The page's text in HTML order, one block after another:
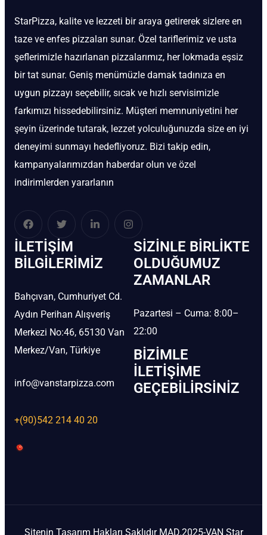
StarPizza, kalite ve lezzeti bir araya getirerek sizlere en
taze ve enfes pizzaları sunar. Özel tariflerimiz ve usta
şeflerimizle hazırlanan pizzalarımız, her lokmada eşsiz
bir tat sunar. Geniş menümüzle damak tadınıza en
uygun pizzayı seçebilir, sıcak ve hızlı servisimizle
farkımızı hissedebilirsiniz. Müşteri memnuniyetini her
şeyin üzerinde tutarak, lezzet yolculuğunuzda size en iyi
deneyimi sunmayı hedefliyoruz. Bizi takip edin,
kampanyalarımızdan haberdar olun ve özel
indirimlerden yararlanın
İLETIŞIM
BİLGILERIMIZ
Bahçıvan, Cumhuriyet Cd.
Aydın Perihan Alışveriş
Merkezi No:46, 65130 Van
Merkez/Van, Türkiye
info@vanstarpizza.com
+(90)542 214 40 20
SIZINLE BIRLIKTE
OLDUĞUMUZ
ZAMANLAR
Pazartesi – Cuma: 8:00–
22:00
BIZIMLE
İLETIŞIME
GEÇEBILIRSINIZ
Sitenin Tasarım Hakları Saklıdır MAD.2025-VAN Star